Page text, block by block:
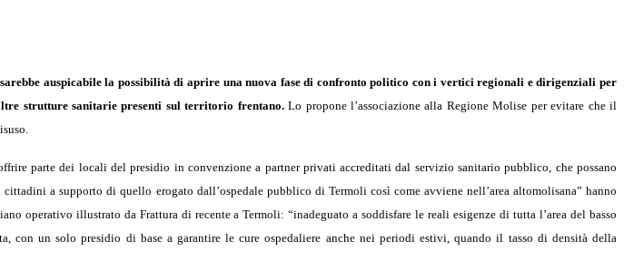
auspicabile la possibilità di aprire una nuova fase di confronto politico con i vertici regionali e dirigenziali per
strutture sanitarie presenti sul territorio frentano.Lo propone l’associazione alla Regione Molise per evitare che il
parte dei locali del presidio in convenzione a partner privati accreditati dal servizio sanitario pubblico, che possano
a supporto di quello erogato dall’ospedale pubblico di Termoli così come avviene nell’area altomolisana” hanno
operativo illustrato da Frattura di recente a Termoli: “inadeguato a soddisfare le reali esigenze di tutta l’area del basso
con un solo presidio di base a garantire le cure ospedaliere anche nei periodi estivi, quando il tasso di densità della